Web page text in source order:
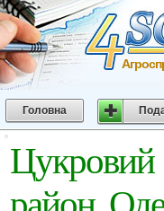
Головна
Цукровий